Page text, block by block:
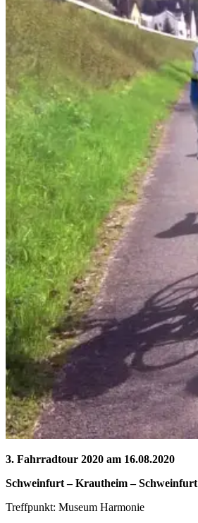
3. Fahrradtour 2020 am 16.08.2020
Schweinfurt – Krautheim – Schweinfurt
Treffpunkt: Museum Harmonie